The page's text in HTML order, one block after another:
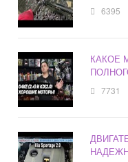
6395
КАКОЕ
7731